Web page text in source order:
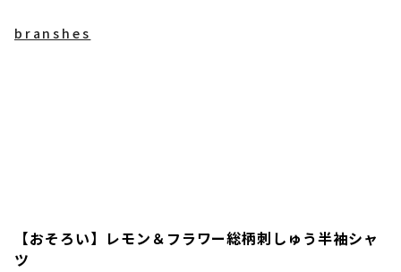
branshes
【おそろい】レモン＆フラワー総柄刺しゅう半袖シャ
ツ